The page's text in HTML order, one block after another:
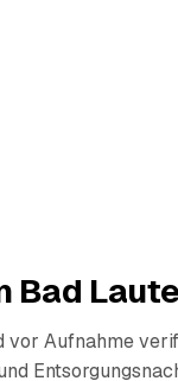
Bad
vor Aufnahme